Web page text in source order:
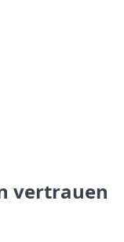
vertrauen